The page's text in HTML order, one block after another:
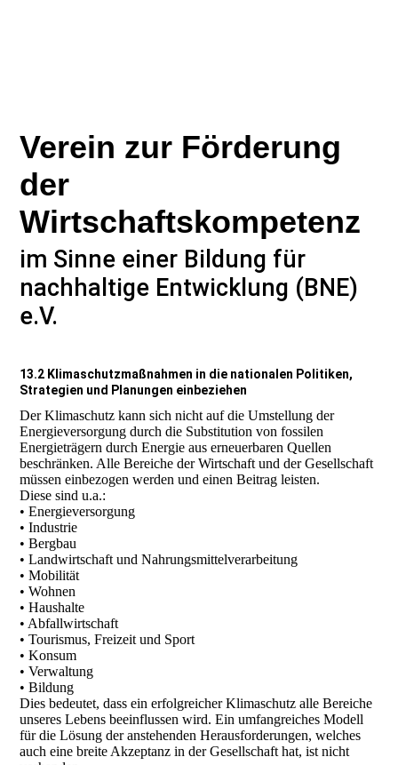
Verein zur Förderung
der
Wirtschaftskompetenz
im Sinne einer Bildung für
nachhaltige Entwicklung (BNE)
e.V.
13.2 Klimaschutzmaßnahmen in die nationalen Politiken,
Strategien und Planungen einbeziehen
Der Klimaschutz kann sich nicht auf die Umstellung der
Energieversorgung durch die Substitution von fossilen
Energieträgern durch Energie aus erneuerbaren Quellen
beschränken. Alle Bereiche der Wirtschaft und der Gesellschaft
müssen einbezogen werden und einen Beitrag leisten.
Diese sind u.a.:
• Energieversorgung
• Industrie
• Bergbau
• Landwirtschaft und Nahrungsmittelverarbeitung
• Mobilität
• Wohnen
• Haushalte
• Abfallwirtschaft
• Tourismus, Freizeit und Sport
• Konsum
• Verwaltung
• Bildung
Dies bedeutet, dass ein erfolgreicher Klimaschutz alle Bereiche
unseres Lebens beeinflussen wird. Ein umfangreiches Modell
für die Lösung der anstehenden Herausforderungen, welches
auch eine breite Akzeptanz in der Gesellschaft hat, ist nicht